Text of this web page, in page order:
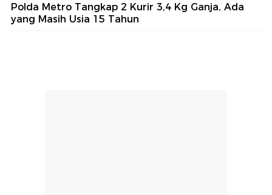
Polda Metro Tangkap 2 Kurir 3,4 Kg Ganja, Ada
yang Masih Usia 15 Tahun